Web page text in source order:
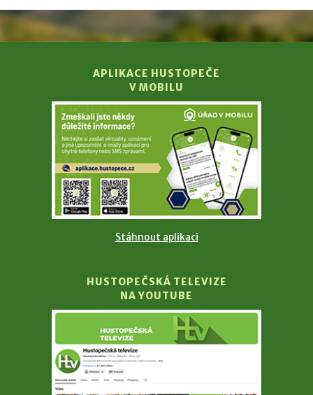
APLIKACE HUSTOPEČE
V MOBILU
Stáhnout aplikaci
HUSTOPEČSKÁ TELEVIZE
NA YOUTUBE